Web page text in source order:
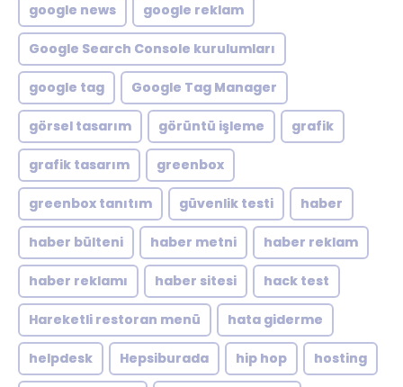
google news google reklam
Google Search Console kurulumları
google tag Google Tag Manager
görsel tasarım görüntü işleme grafik
grafik tasarım greenbox
greenbox tanıtım güvenlik testi haber
haber bülteni haber metni haber reklam
haber reklamı haber sitesi hack test
Hareketli restoran menü hata giderme
helpdesk Hepsiburada hip hop hosting